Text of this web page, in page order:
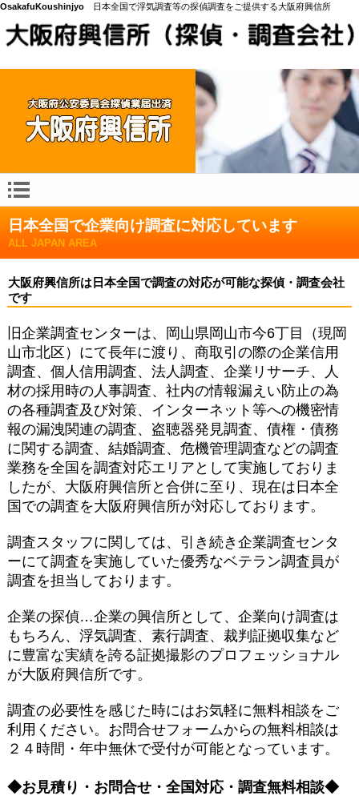
OsakafuKoushinjyo 日本全国で浮気調査等の探偵調査をご提供する大阪府興信所
日本全国で企業向け調査に対応しています
ALL JAPAN AREA
大阪府興信所は日本全国で調査の対応が可能な探偵・調査会社
です
旧企業調査センターは、岡山県岡山市今6丁目（現岡
山市北区）にて長年に渡り、商取引の際の企業信用
調査、個人信用調査、法人調査、企業リサーチ、人
材の採用時の人事調査、社内の情報漏えい防止の為
の各種調査及び対策、インターネット等への機密情
報の漏洩関連の調査、盗聴器発見調査、債権・債務
に関する調査、結婚調査、危機管理調査などの調査
業務を全国を調査対応エリアとして実施しておりま
したが、大阪府興信所と合併に至り、現在は日本全
国での調査を大阪府興信所が対応しております。
調査スタッフに関しては、引き続き企業調査センタ
ーにて調査を実施していた優秀なベテラン調査員が
調査を担当しております。
企業の探偵…企業の興信所として、企業向け調査は
もちろん、浮気調査、素行調査、裁判証拠収集など
に豊富な実績を誇る証拠撮影のプロフェッショナル
が大阪府興信所です。
調査の必要性を感じた時にはお気軽に無料相談をご
利用ください。お問合せフォームからの無料相談は
２４時間・年中無休で受付が可能となっています。
◆お見積り・お問合せ・全国対応・調査無料相談◆